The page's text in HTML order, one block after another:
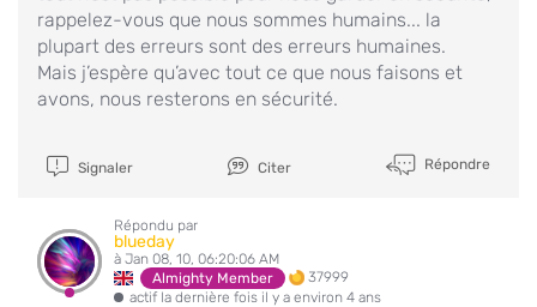
rappelez-vous que nous sommes humains... la
plupart des erreurs sont des erreurs humaines.
Mais j’espère qu’avec tout ce que nous faisons et
avons, nous resterons en sécurité.
Signaler Citer Répondre
Répondu par
blueday
à Jan 08, 10, 06:20:06 AM
Almighty Member
37999
actif la dernière fois il y a environ 4 ans